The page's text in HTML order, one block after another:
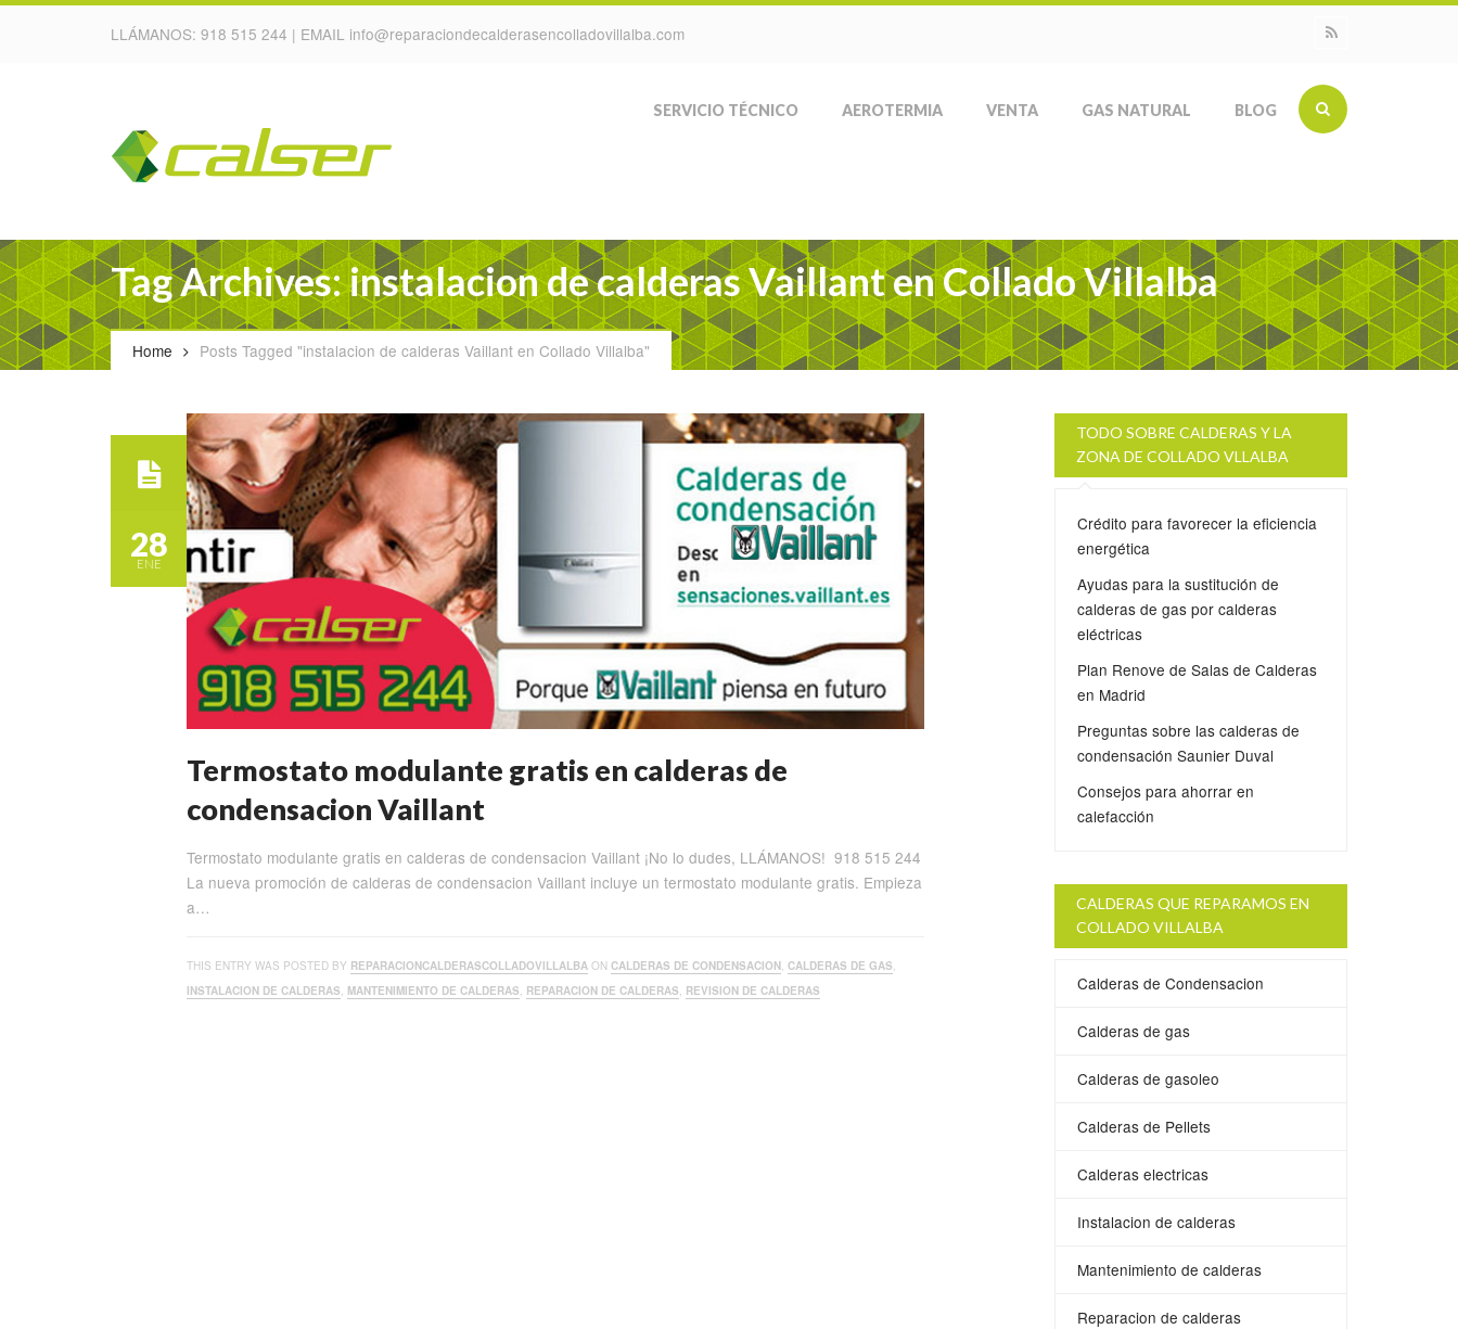
LLÁMANOS: 918 515 244 | EMAIL info@reparaciondecalderasencolladovillalba.com
SERVICIO TÉCNICO AEROTERMIA VENTA GAS NATURAL BLOG
Tag Archives: instalacion de calderas Vaillant en Collado Villalba
Home Posts Tagged "instalacion de calderas Vaillant en Collado Villalba"
28
ENE
Termostato modulante gratis en calderas de
condensacion Vaillant
Termostato modulante gratis en calderas de condensacion Vaillant ¡No lo dudes, LLÁMANOS! 918 515 244
La nueva promoción de calderas de condensacion Vaillant incluye un termostato modulante gratis. Empieza
a…
THIS ENTRY WAS POSTED BY REPARACIONCALDERASCOLLADOVILLALBA ON CALDERAS DE CONDENSACION, CALDERAS DE GAS,
INSTALACION DE CALDERAS, MANTENIMIENTO DE CALDERAS, REPARACION DE CALDERAS, REVISION DE CALDERAS
TODO SOBRE CALDERAS Y LA
ZONA DE COLLADO VLLALBA
Crédito para favorecer la eficiencia
energética
Ayudas para la sustitución de
calderas de gas por calderas
eléctricas
Plan Renove de Salas de Calderas
en Madrid
Preguntas sobre las calderas de
condensación Saunier Duval
Consejos para ahorrar en
calefacción
CALDERAS QUE REPARAMOS EN
COLLADO VILLALBA
Calderas de Condensacion
Calderas de gas
Calderas de gasoleo
Calderas de Pellets
Calderas electricas
Instalacion de calderas
Mantenimiento de calderas
Reparacion de calderas